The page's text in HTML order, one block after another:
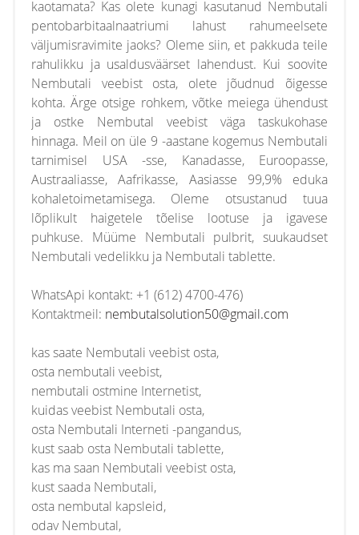
kaotamata? Kas olete kunagi kasutanud Nembutali
pentobarbitaalnaatriumi lahust rahumeelsete
väljumisravimite jaoks? Oleme siin, et pakkuda teile
rahulikku ja usaldusväärset lahendust. Kui soovite
Nembutali veebist osta, olete jõudnud õigesse
kohta. Ärge otsige rohkem, võtke meiega ühendust
ja ostke Nembutal veebist väga taskukohase
hinnaga. Meil on üle 9 -aastane kogemus Nembutali
tarnimisel USA -sse, Kanadasse, Euroopasse,
Austraaliasse, Aafrikasse, Aasiasse 99,9% eduka
kohaletoimetamisega. Oleme otsustanud tuua
lõplikult haigetele tõelise lootuse ja igavese
puhkuse. Müüme Nembutali pulbrit, suukaudset
Nembutali vedelikku ja Nembutali tablette.
WhatsApi kontakt: +1 (612) 4700-476)
Kontaktmeil: nembutalsolution50@gmail.com
kas saate Nembutali veebist osta,
osta nembutali veebist,
nembutali ostmine Internetist,
kuidas veebist Nembutali osta,
osta Nembutali Interneti -pangandus,
kust saab osta Nembutali tablette,
kas ma saan Nembutali veebist osta,
kust saada Nembutali,
osta nembutal kapsleid,
odav Nembutal,